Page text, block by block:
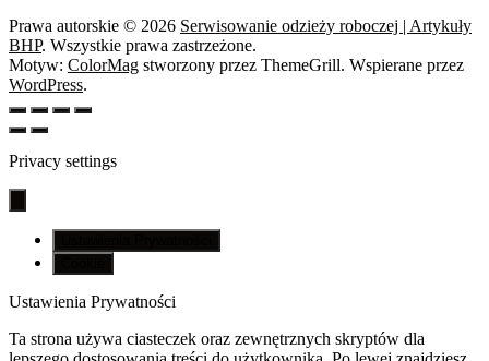
Prawa autorskie © 2026 Serwisowanie odzieży roboczej | Artykuły
BHP. Wszystkie prawa zastrzeżone.
Motyw: ColorMag stworzony przez ThemeGrill. Wspierane przez
WordPress.
Privacy settings
Ustawienia Prywatności
Ta strona używa ciasteczek oraz zewnętrznych skryptów dla